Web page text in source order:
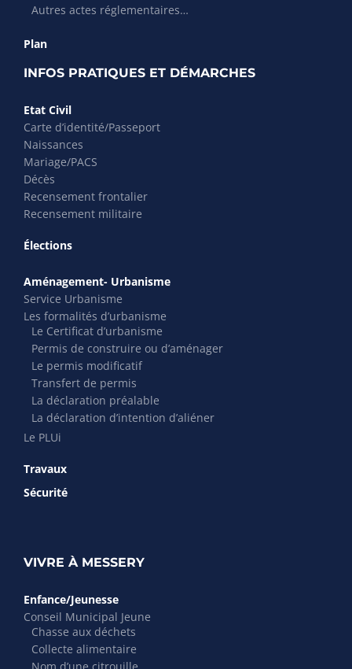
Autres actes réglementaires…
Plan
INFOS PRATIQUES ET DÉMARCHES
Etat Civil
Carte d’identité/Passeport
Naissances
Mariage/PACS
Décès
Recensement frontalier
Recensement militaire
Élections
Aménagement- Urbanisme
Service Urbanisme
Les formalités d’urbanisme
Le Certificat d’urbanisme
Permis de construire ou d’aménager
Le permis modificatif
Transfert de permis
La déclaration préalable
La déclaration d’intention d’aliéner
Le PLUi
Travaux
Sécurité
VIVRE À MESSERY
Enfance/Jeunesse
Conseil Municipal Jeune
Chasse aux déchets
Collecte alimentaire
Nom d’une citrouille